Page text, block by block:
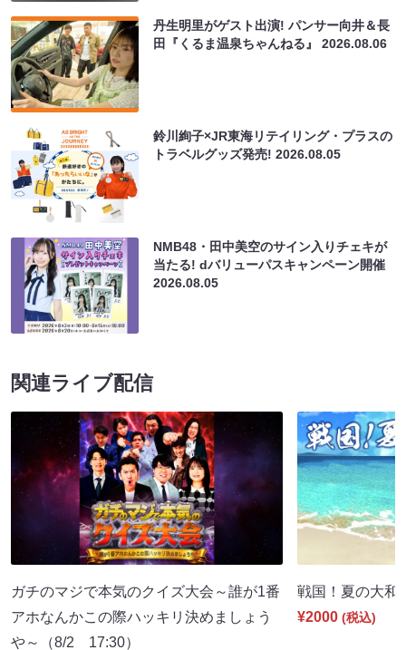
丹生明里がゲスト出演! パンサー向井＆長
田『くるま温泉ちゃんねる』2026.08.06
鈴川絢子×JR東海リテイリング・プラスの
トラベルグッズ発売!2026.08.05
NMB48・田中美空のサイン入りチェキが
当たる! dバリューパスキャンペーン開催
2026.08.05
関連ライブ配信
ガチのマジで本気のクイズ大会～誰が1番
アホなんかこの際ハッキリ決めましょう
や～（8/2 17:30）
戦国！夏の大
¥2000 (税込)